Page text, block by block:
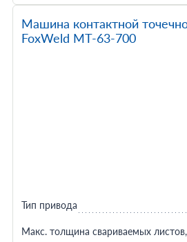
Машина контактной
FoxWeld МТ-63-700
Тип привода
Макс. толщина свариваемых